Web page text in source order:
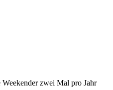
zwei Mal pro Jahr